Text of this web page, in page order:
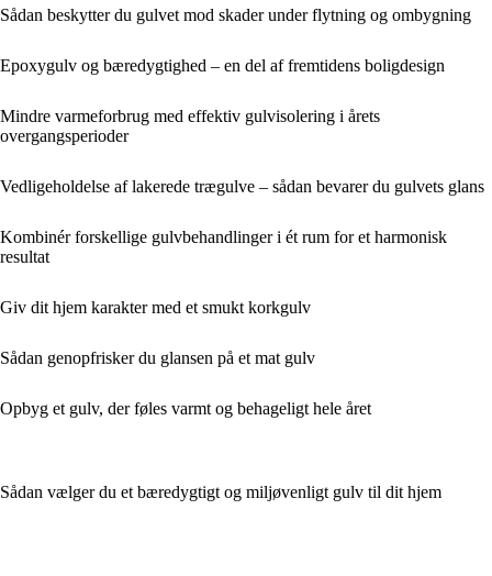
Sådan beskytter du gulvet mod skader under flytning og ombygning
Epoxygulv og bæredygtighed – en del af fremtidens boligdesign
Mindre varmeforbrug med effektiv gulvisolering i årets
overgangsperioder
Vedligeholdelse af lakerede trægulve – sådan bevarer du gulvets glans
Kombinér forskellige gulvbehandlinger i ét rum for et harmonisk
resultat
Giv dit hjem karakter med et smukt korkgulv
Sådan genopfrisker du glansen på et mat gulv
Opbyg et gulv, der føles varmt og behageligt hele året
Sådan vælger du et bæredygtigt og miljøvenligt gulv til dit hjem